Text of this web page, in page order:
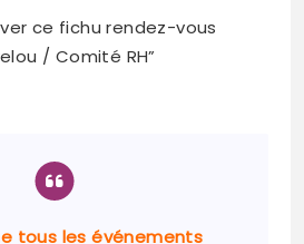
ce fichu rendez-vous
/ Comité RH”
tous les événements